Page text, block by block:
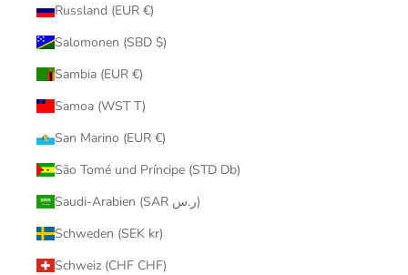
Russland (EUR €)
Salomonen (SBD $)
Sambia (EUR €)
Samoa (WST T)
San Marino (EUR €)
São Tomé und Príncipe (STD Db)
Saudi-Arabien (SAR ر.س)
Schweden (SEK kr)
Schweiz (CHF CHF)